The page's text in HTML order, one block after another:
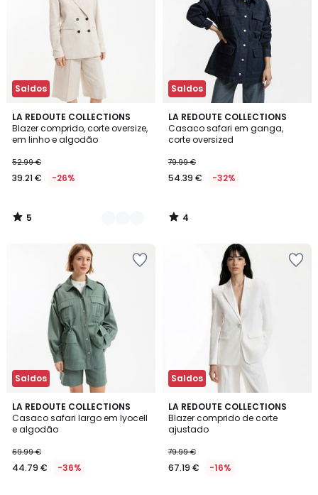
Saldos
LA REDOUTE COLLECTIONS
Blazer comprido, corte oversize,
em linho e algodão
52.99 €
39.21 € -26%
5
/
5
2
Cores
5
/
Saldos
LA REDOUTE COLLECTIONS
Casaco safari em ganga,
corte oversized
79.99 €
54.39 € -32%
4
/
5
4
/
Saldos
LA REDOUTE COLLECTIONS
Casaco safari largo em lyocell
e algodão
69.99 €
44.79 € -36%
3,5
/ 5
Saldos
LA REDOUTE COLLECTIONS
Blazer comprido de corte
ajustado
79.99 €
67.19 € -16%
3
/
5